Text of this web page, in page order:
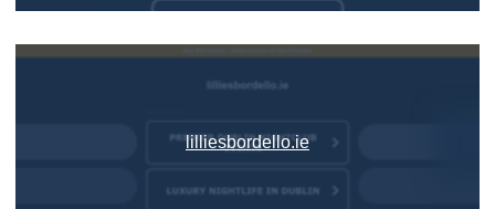
lilliesbordello.ie